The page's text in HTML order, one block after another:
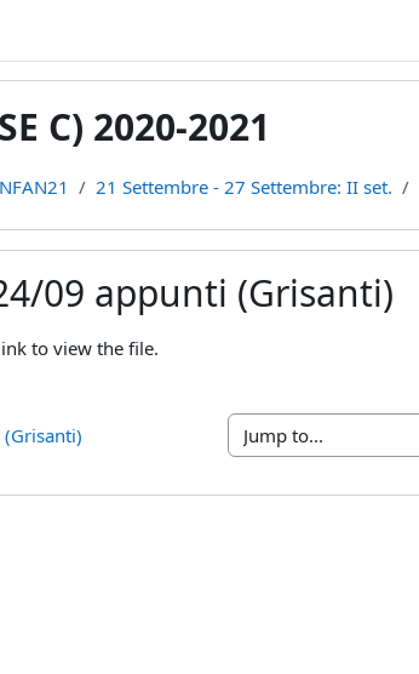
C) 2020-2021
21 Settembre - 27 Settembre: II set.
09 appunti (Grisanti)
to view the file.
Jump to...